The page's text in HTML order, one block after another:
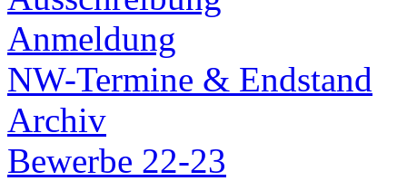
Anmeldung
NW-Termine & Endstand
Archiv
Bewerbe 22-23